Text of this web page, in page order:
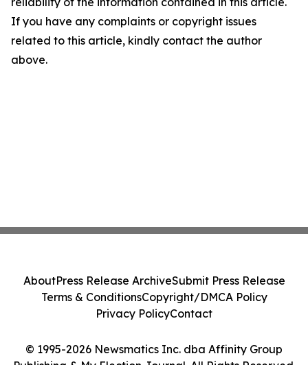
If you have any complaints or copyright issues
related to this article, kindly contact the author
above.
© 1995-2026 Newsmatics Inc. dba Affinity Group
Publishing & My Election Journal. All Rights Reserved.
AboutPress Release ArchiveSubmit Press Release
Terms & ConditionsCopyright/DMCA Policy
Privacy PolicyContact